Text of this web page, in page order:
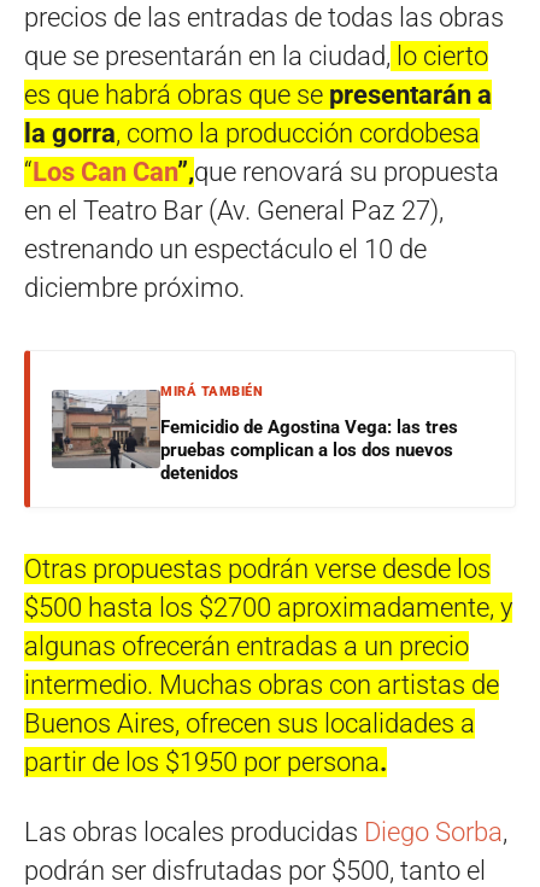
precios de las entradas de todas las obras
que se presentarán en la ciudad, lo cierto
es que habrá obras que se presentarán a
la gorra, como la producción cordobesa
“Los Can Can”,que renovará su propuesta
en el Teatro Bar (Av. General Paz 27),
estrenando un espectáculo el 10 de
diciembre próximo.
MIRÁ TAMBIÉN
Femicidio de Agostina Vega: las tres
pruebas complican a los dos nuevos
detenidos
Otras propuestas podrán verse desde los
$500 hasta los $2700 aproximadamente, y
algunas ofrecerán entradas a un precio
intermedio. Muchas obras con artistas de
Buenos Aires, ofrecen sus localidades a
partir de los $1950 por persona.
Las obras locales producidas Diego Sorba,
podrán ser disfrutadas por $500, tanto el